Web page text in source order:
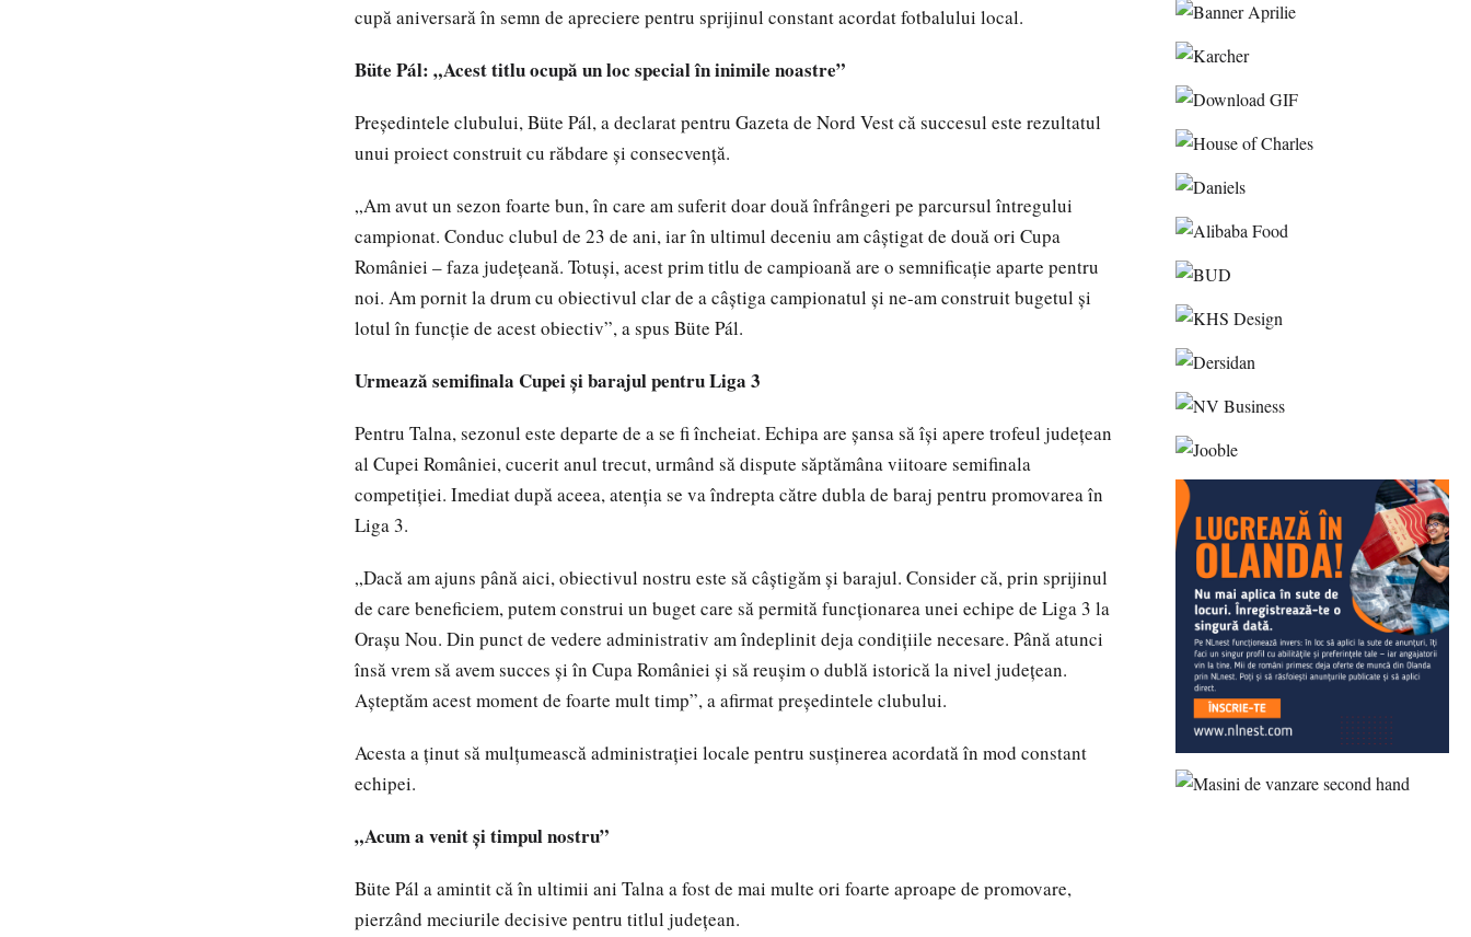
cupă aniversară în semn de apreciere pentru sprijinul constant acordat fotbalului local.
Büte Pál: „Acest titlu ocupă un loc special în inimile noastre”
Președintele clubului, Büte Pál, a declarat pentru Gazeta de Nord Vest că succesul este rezultatul
unui proiect construit cu răbdare și consecvență.
„Am avut un sezon foarte bun, în care am suferit doar două înfrângeri pe parcursul întregului
campionat. Conduc clubul de 23 de ani, iar în ultimul deceniu am câștigat de două ori Cupa
României – faza județeană. Totuși, acest prim titlu de campioană are o semnificație aparte pentru
noi. Am pornit la drum cu obiectivul clar de a câștiga campionatul și ne-am construit bugetul și
lotul în funcție de acest obiectiv”, a spus Büte Pál.
Urmează semifinala Cupei și barajul pentru Liga 3
Pentru Talna, sezonul este departe de a se fi încheiat. Echipa are șansa să își apere trofeul județean
al Cupei României, cucerit anul trecut, urmând să dispute săptămâna viitoare semifinala
competiției. Imediat după aceea, atenția se va îndrepta către dubla de baraj pentru promovarea în
Liga 3.
„Dacă am ajuns până aici, obiectivul nostru este să câștigăm și barajul. Consider că, prin sprijinul
de care beneficiem, putem construi un buget care să permită funcționarea unei echipe de Liga 3 la
Orașu Nou. Din punct de vedere administrativ am îndeplinit deja condițiile necesare. Până atunci
însă vrem să avem succes și în Cupa României și să reușim o dublă istorică la nivel județean.
Așteptăm acest moment de foarte mult timp”, a afirmat președintele clubului.
Acesta a ținut să mulțumească administrației locale pentru susținerea acordată în mod constant
echipei.
„Acum a venit și timpul nostru”
Büte Pál a amintit că în ultimii ani Talna a fost de mai multe ori foarte aproape de promovare,
pierzând meciurile decisive pentru titlul județean.